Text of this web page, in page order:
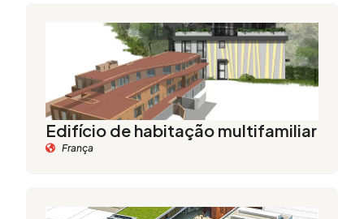
Edifício de habitação multifamiliar
França